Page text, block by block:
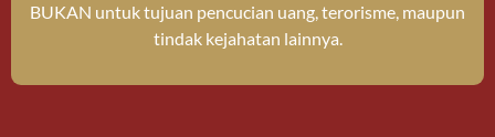
BUKAN untuk tujuan pencucian uang, terorisme, maupun
tindak kejahatan lainnya.